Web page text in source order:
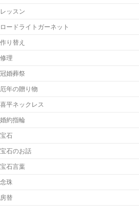
レッスン
ロードライトガーネット
作り替え
修理
冠婚葬祭
厄年の贈り物
喜平ネックレス
婚約指輪
宝石
宝石のお話
宝石言葉
念珠
房替